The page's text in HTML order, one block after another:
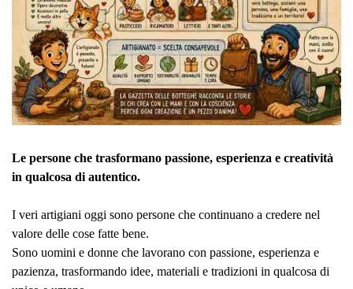
Le persone che trasformano passione, esperienza e creatività
in qualcosa di autentico.
I veri artigiani oggi sono persone che continuano a credere nel
valore delle cose fatte bene.
Sono uomini e donne che lavorano con passione, esperienza e
pazienza, trasformando idee, materiali e tradizioni in qualcosa di